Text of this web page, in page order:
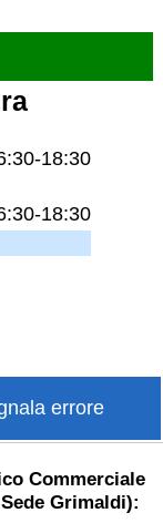
18:30
18:30
errore
Commerciale
Grimaldi):